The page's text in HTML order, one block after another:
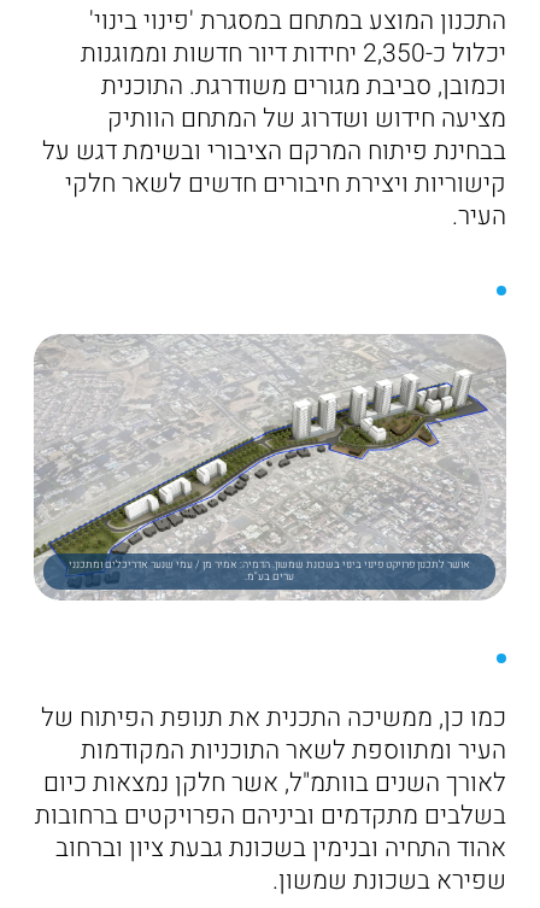
התכנון המוצע במתחם במסגרת 'פינוי בינוי'
יכלול כ-2,350 יחידות דיור חדשות וממוגנות
וכמובן, סביבת מגורים משודרגת. התוכנית
מציעה חידוש ושדרוג של המתחם הוותיק
בבחינת פיתוח המרקם הציבורי ובשימת דגש על
קישוריות ויצירת חיבורים חדשים לשאר חלקי
העיר.
אושר לתכנון פרויקט פינוי בינוי בשכונת שמשון. הדמיה: אמיר מן / עמי שנער אדריכלים ומתכנני
ערים בע"מ.
כמו כן, ממשיכה התכנית את תנופת הפיתוח של
העיר ומתווספת לשאר התוכניות המקודמות
לאורך השנים בוותמ"ל, אשר חלקן נמצאות כיום
בשלבים מתקדמים וביניהם הפרויקטים ברחובות
אהוד התחיה ובנימין בשכונת גבעת ציון וברחוב
שפירא בשכונת שמשון.